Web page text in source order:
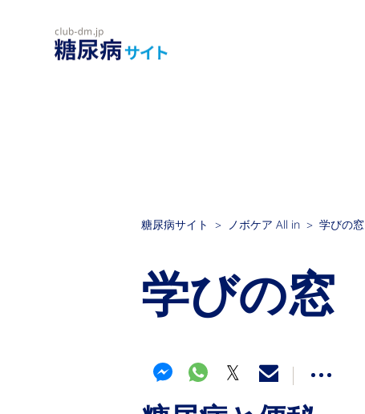
糖尿病サイト ノボケア All in 学びの窓
学びの窓